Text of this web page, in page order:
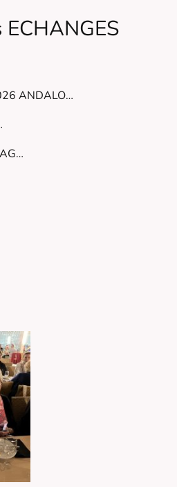
CIRCUIT 2026 ANDALOUSIE
L'AADEI et les JUMELAGES